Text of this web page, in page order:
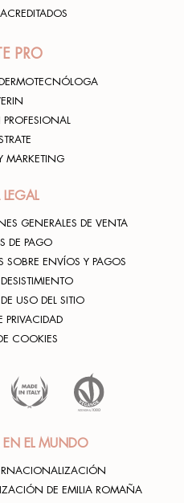
PRO
MARKETING
LEGAL
GENERALES DE VENTA
DE PAGO
SOBRE ENVÍOS Y PAGOS
USO DEL SITIO
PRIVACIDAD
COOKIES
EN EL MUNDO
DE EMILIA ROMAÑA